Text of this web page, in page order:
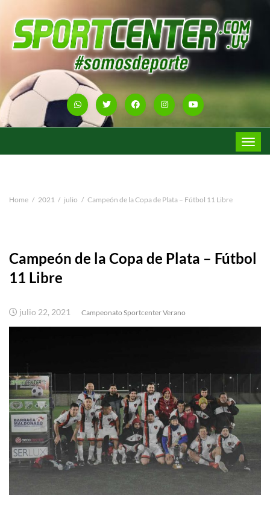
Toggle
Home 2021 julio Campeón de la Copa de Plata – Fútbol 11 Libre
Campeón de la Copa de Plata – Fútbol
11 Libre
julio 22, 2021 Campeonato Sportcenter Verano